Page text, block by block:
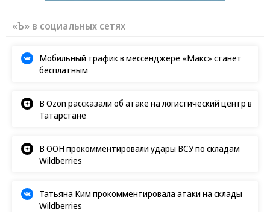
«Ъ» в социальных сетях
Мобильный трафик в мессенджере «Макс» станет
бесплатным
В Ozon рассказали об атаке на логистический центр в
Татарстане
В ООН прокомментировали удары ВСУ по складам
Wildberries
Татьяна Ким прокомментировала атаки на склады
Wildberries